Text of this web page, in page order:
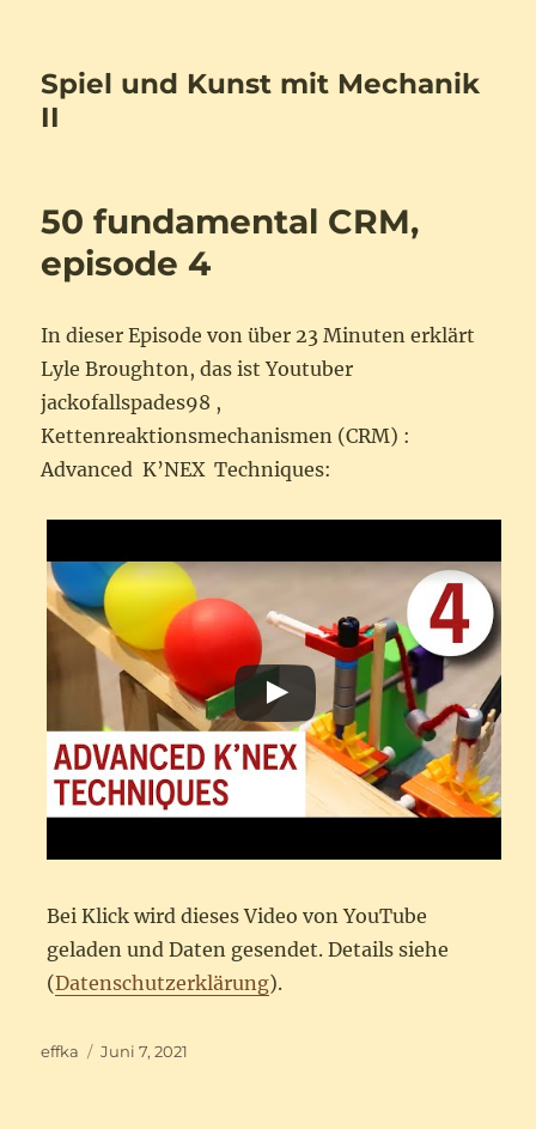
Spiel und Kunst mit Mechanik
II
50 fundamental CRM,
episode 4
In dieser Episode von über 23 Minuten erklärt
Lyle Broughton, das ist Youtuber
jackofallspades98 ,
Kettenreaktionsmechanismen (CRM) :
Advanced K’NEX Techniques:
Bei Klick wird dieses Video von YouTube
geladen und Daten gesendet. Details siehe
(Datenschutzerklärung).
Autor
effka
Veröffentlicht
Juni 7, 2021